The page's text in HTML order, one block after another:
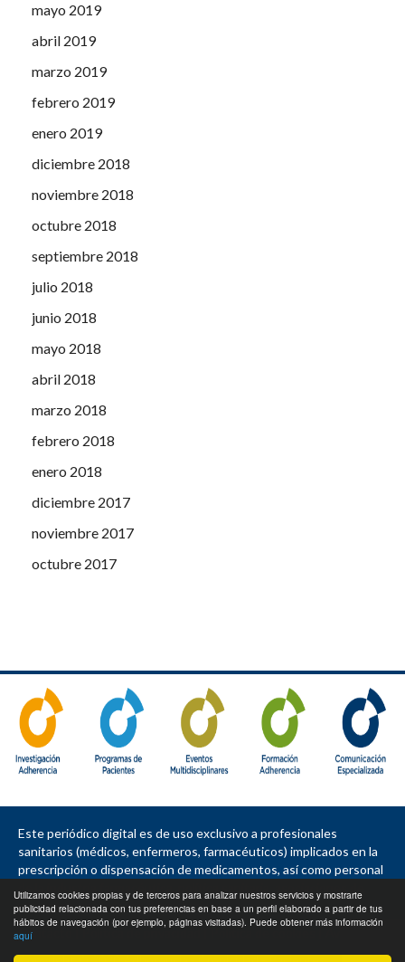
Utilizamos cookies propias y de terceros para analizar nuestros servicios y mostrarte
publicidad relacionada con tus preferencias en base a un perfil elaborado a partir de tus
hábitos de navegación (por ejemplo, páginas visitadas). Puede obtener más información
aquí
mayo 2019
abril 2019
marzo 2019
febrero 2019
enero 2019
diciembre 2018
noviembre 2018
octubre 2018
septiembre 2018
julio 2018
junio 2018
mayo 2018
abril 2018
marzo 2018
febrero 2018
enero 2018
diciembre 2017
noviembre 2017
octubre 2017
Este periódico digital es de uso exclusivo a profesionales
sanitarios (médicos, enfermeros, farmacéuticos) implicados en la
prescripción o dispensación de medicamentos, así como personal
pacientes, sociedades e instituciones.
Contacto
Política de privacidad Política de cookies